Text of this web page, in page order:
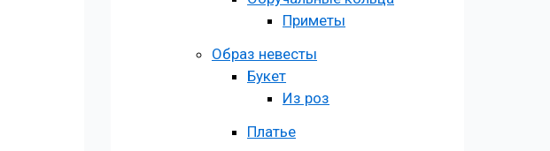
Приметы
Образ невесты
Букет
Из роз
Платье